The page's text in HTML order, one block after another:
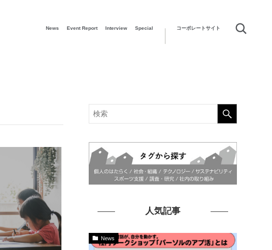
News Event Report Interview Special コーポレートサイト
人気記事
News